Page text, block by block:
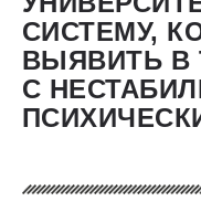
СИСТЕМУ,
ВЫЯВИТЬ В
С